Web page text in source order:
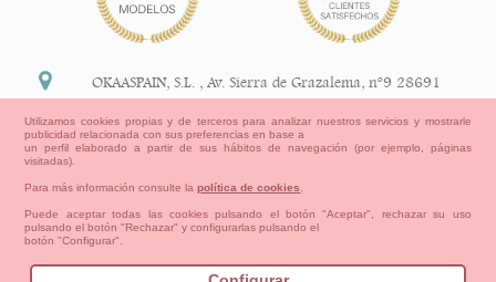
Información Legal
política de devoluciones y reembolsos
OKAASPAIN, S.L. ,Av. Sierra de Grazalema, nº9 28691
+34 91 113 89 09
Utilizamos cookies propias y de terceros para analizar nuestros servicios y mostrarle
publicidad relacionada con sus preferencias en base a
un perfil elaborado a partir de sus hábitos de navegación (por ejemplo, páginas
visitadas).
Para más información consulte lapolítica de cookies
Puede aceptar todas las cookies pulsando el botón "Aceptar", rechazar su uso
pulsando el botón "Rechazar" y configurarlas pulsando el
botón "Configurar".